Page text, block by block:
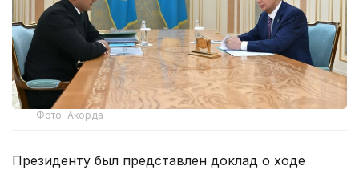
Фото: Акорда
Президенту был представлен доклад о ходе